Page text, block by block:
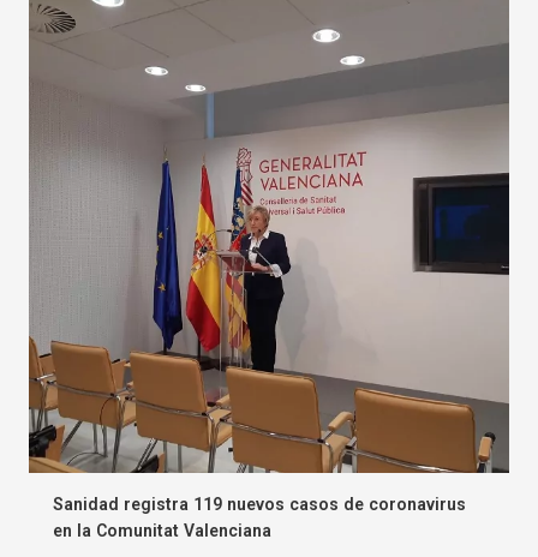
Sanidad registra 119 nuevos casos de coronavirus
en la Comunitat Valenciana